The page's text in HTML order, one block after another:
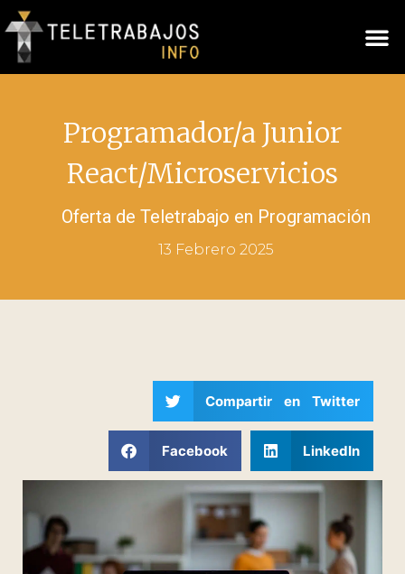
Programador/a Junior
React/Microservicios
Oferta de Teletrabajo en Programación
13 Febrero 2025
Compartir en Twitter
Facebook LinkedIn